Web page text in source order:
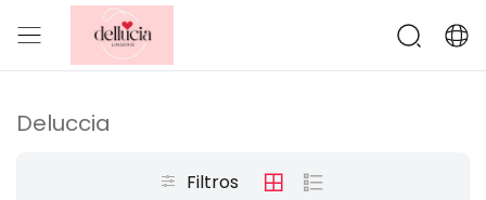
Deluccia
Filtros